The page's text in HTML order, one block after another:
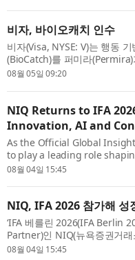
비자, 바이오캐치 인수
비자(Visa, NYSE: V)는 행동
(BioCatch)를 퍼미라
하기 위한 최종 계약을 체결
08월 05일 09:20
NIQ Returns to IFA
Innovation, AI and
As the Official Global
to play a leading role
intelligence, and human
08월 04일 15:45
NIQ, IFA 2026 참가해 성
‘IFA 베를린 2026(IFA Berlin
Partner)인 NIQ(뉴욕증권거
해 성장, 혁신, 소비자 행동을
08월 04일 15:45